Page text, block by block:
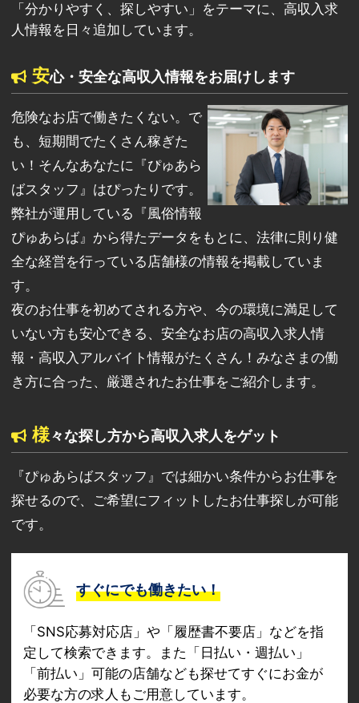
「分かりやすく、探しやすい」をテーマに、高収入求
人情報を日々追加しています。
安心・安全な高収入情報をお届けします
危険なお店で働きたくない。で
も、短期間でたくさん稼ぎた
い！そんなあなたに『ぴゅあら
ばスタッフ』はぴったりです。
弊社が運用している『風俗情報
ぴゅあらば』から得たデータをもとに、法律に則り健
全な経営を行っている店舗様の情報を掲載していま
す。
夜のお仕事を初めてされる方や、今の環境に満足して
いない方も安心できる、安全なお店の高収入求人情
報・高収入アルバイト情報がたくさん！みなさまの働
き方に合った、厳選されたお仕事をご紹介します。
様々な探し方から高収入求人をゲット
『ぴゅあらばスタッフ』では細かい条件からお仕事を
探せるので、ご希望にフィットしたお仕事探しが可能
です。
すぐにでも働きたい！
「SNS応募対応店」や「履歴書不要店」などを指
定して検索できます。また「日払い・週払い」
「前払い」可能の店舗なども探せてすぐにお金が
必要な方の求人もご用意しています。